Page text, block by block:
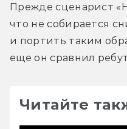
Прежде сценарист
что не собирается
и портить таким
еще он сравнил
Читайте